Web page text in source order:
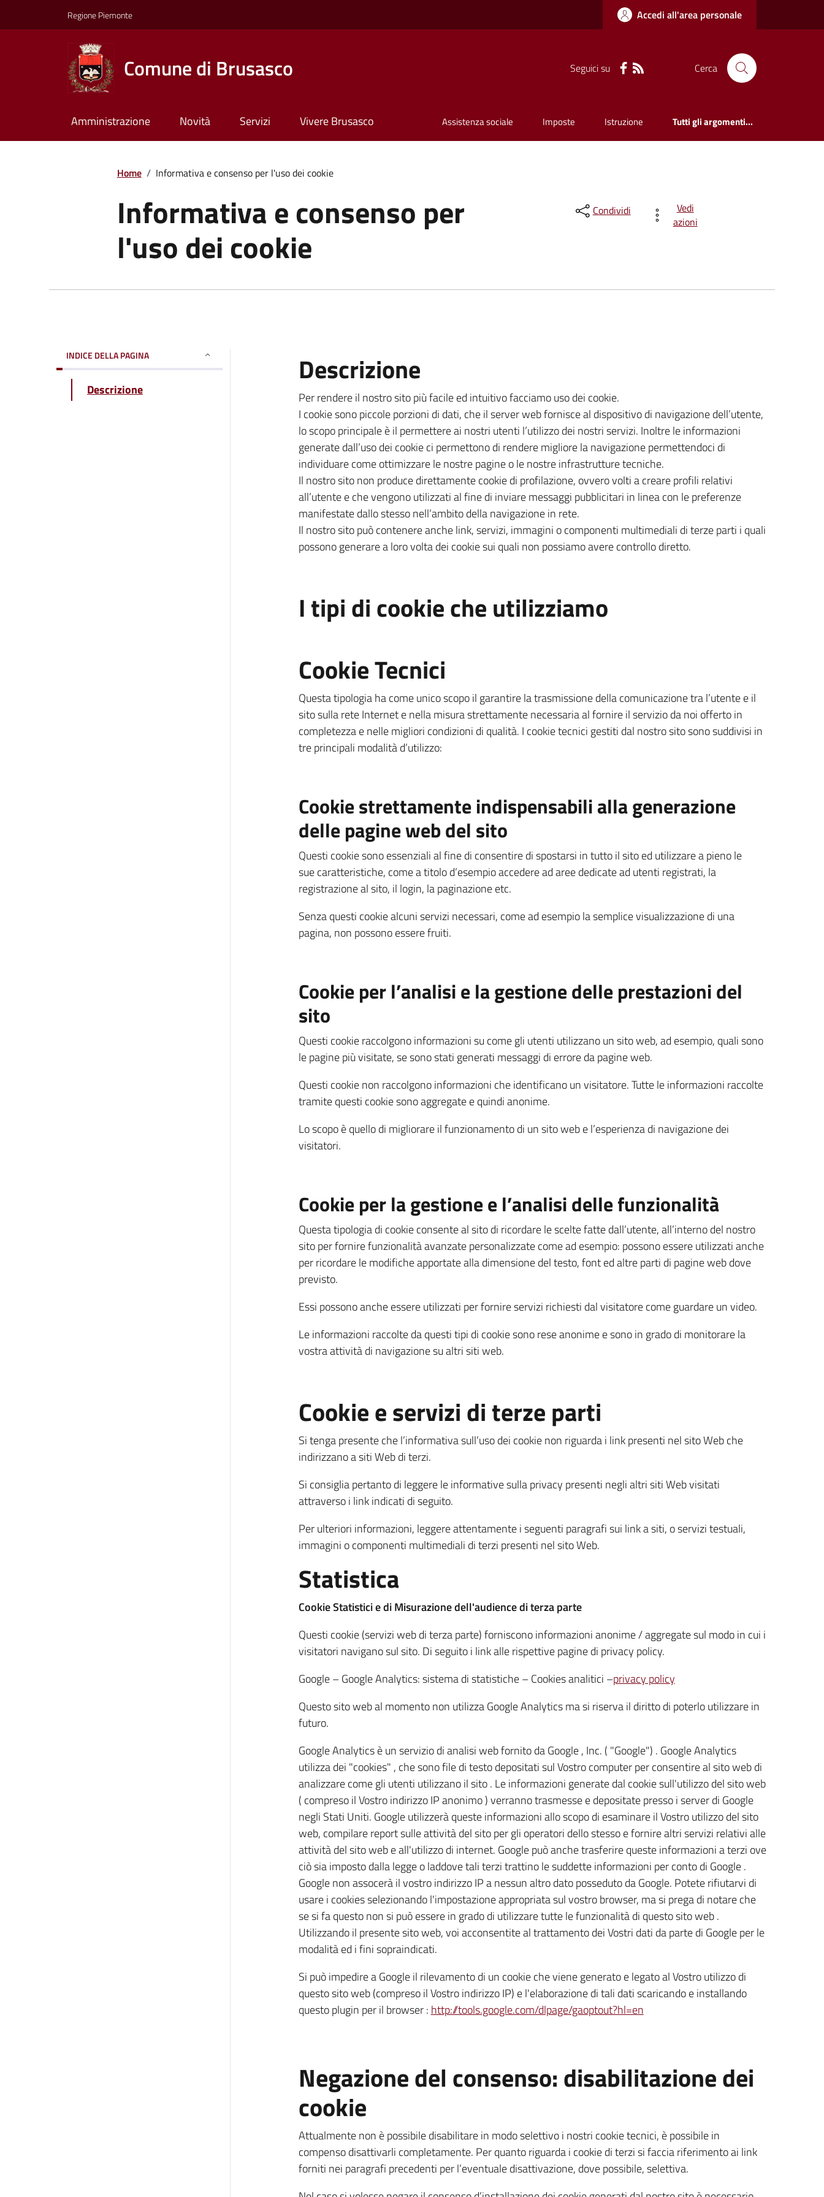
Regione Piemonte Accedi all'area personale
Comune di Brusasco Seguici su Cerca
Amministrazione Novità Servizi Vivere Brusasco Assistenza sociale Imposte Istruzione Tutti gli argomenti...
Home / Informativa e consenso per l'uso dei cookie
Informativa e consenso per
l'uso dei cookie
Condividi
Vedi
azioni
INDICE DELLA PAGINA
Descrizione
Descrizione
Per rendere il nostro sito più facile ed intuitivo facciamo uso dei cookie.
I cookie sono piccole porzioni di dati, che il server web fornisce al dispositivo di navigazione dell’utente,
lo scopo principale è il permettere ai nostri utenti l’utilizzo dei nostri servizi. Inoltre le informazioni
generate dall’uso dei cookie ci permettono di rendere migliore la navigazione permettendoci di
individuare come ottimizzare le nostre pagine o le nostre infrastrutture tecniche.
Il nostro sito non produce direttamente cookie di profilazione, ovvero volti a creare profili relativi
all’utente e che vengono utilizzati al fine di inviare messaggi pubblicitari in linea con le preferenze
manifestate dallo stesso nell’ambito della navigazione in rete.
Il nostro sito può contenere anche link, servizi, immagini o componenti multimediali di terze parti i quali
possono generare a loro volta dei cookie sui quali non possiamo avere controllo diretto.
I tipi di cookie che utilizziamo
Cookie Tecnici
Questa tipologia ha come unico scopo il garantire la trasmissione della comunicazione tra l’utente e il
sito sulla rete Internet e nella misura strettamente necessaria al fornire il servizio da noi offerto in
completezza e nelle migliori condizioni di qualità. I cookie tecnici gestiti dal nostro sito sono suddivisi in
tre principali modalità d’utilizzo:
Cookie strettamente indispensabili alla generazione
delle pagine web del sito
Questi cookie sono essenziali al fine di consentire di spostarsi in tutto il sito ed utilizzare a pieno le
sue caratteristiche, come a titolo d’esempio accedere ad aree dedicate ad utenti registrati, la
registrazione al sito, il login, la paginazione etc.
Senza questi cookie alcuni servizi necessari, come ad esempio la semplice visualizzazione di una
pagina, non possono essere fruiti.
Cookie per l’analisi e la gestione delle prestazioni del
sito
Questi cookie raccolgono informazioni su come gli utenti utilizzano un sito web, ad esempio, quali sono
le pagine più visitate, se sono stati generati messaggi di errore da pagine web.
Questi cookie non raccolgono informazioni che identificano un visitatore. Tutte le informazioni raccolte
tramite questi cookie sono aggregate e quindi anonime.
Lo scopo è quello di migliorare il funzionamento di un sito web e l’esperienza di navigazione dei
visitatori.
Cookie per la gestione e l’analisi delle funzionalità
Questa tipologia di cookie consente al sito di ricordare le scelte fatte dall’utente, all’interno del nostro
sito per fornire funzionalità avanzate personalizzate come ad esempio: possono essere utilizzati anche
per ricordare le modifiche apportate alla dimensione del testo, font ed altre parti di pagine web dove
previsto.
Essi possono anche essere utilizzati per fornire servizi richiesti dal visitatore come guardare un video.
Le informazioni raccolte da questi tipi di cookie sono rese anonime e sono in grado di monitorare la
vostra attività di navigazione su altri siti web.
Cookie e servizi di terze parti
Si tenga presente che l’informativa sull’uso dei cookie non riguarda i link presenti nel sito Web che
indirizzano a siti Web di terzi.
Si consiglia pertanto di leggere le informative sulla privacy presenti negli altri siti Web visitati
attraverso i link indicati di seguito.
Per ulteriori informazioni, leggere attentamente i seguenti paragrafi sui link a siti, o servizi testuali,
immagini o componenti multimediali di terzi presenti nel sito Web.
Statistica
Cookie Statistici e di Misurazione dell'audience di terza parte
Questi cookie (servizi web di terza parte) forniscono informazioni anonime / aggregate sul modo in cui i
visitatori navigano sul sito. Di seguito i link alle rispettive pagine di privacy policy.
Google – Google Analytics: sistema di statistiche – Cookies analitici –privacy policy
Questo sito web al momento non utilizza Google Analytics ma si riserva il diritto di poterlo utilizzare in
futuro.
Google Analytics è un servizio di analisi web fornito da Google , Inc. ( "Google") . Google Analytics
utilizza dei "cookies" , che sono file di testo depositati sul Vostro computer per consentire al sito web di
analizzare come gli utenti utilizzano il sito . Le informazioni generate dal cookie sull'utilizzo del sito web
( compreso il Vostro indirizzo IP anonimo ) verranno trasmesse e depositate presso i server di Google
negli Stati Uniti. Google utilizzerà queste informazioni allo scopo di esaminare il Vostro utilizzo del sito
web, compilare report sulle attività del sito per gli operatori dello stesso e fornire altri servizi relativi alle
attività del sito web e all'utilizzo di internet. Google può anche trasferire queste informazioni a terzi ove
ciò sia imposto dalla legge o laddove tali terzi trattino le suddette informazioni per conto di Google .
Google non assocerà il vostro indirizzo IP a nessun altro dato posseduto da Google. Potete rifiutarvi di
usare i cookies selezionando l'impostazione appropriata sul vostro browser, ma si prega di notare che
se si fa questo non si può essere in grado di utilizzare tutte le funzionalità di questo sito web .
Utilizzando il presente sito web, voi acconsentite al trattamento dei Vostri dati da parte di Google per le
modalità ed i fini sopraindicati.
Si può impedire a Google il rilevamento di un cookie che viene generato e legato al Vostro utilizzo di
questo sito web (compreso il Vostro indirizzo IP) e l'elaborazione di tali dati scaricando e installando
questo plugin per il browser : http://tools.google.com/dlpage/gaoptout?hl=en
Negazione del consenso: disabilitazione dei
cookie
Attualmente non è possibile disabilitare in modo selettivo i nostri cookie tecnici, è possibile in
compenso disattivarli completamente. Per quanto riguarda i cookie di terzi si faccia riferimento ai link
forniti nei paragrafi precedenti per l’eventuale disattivazione, dove possibile, selettiva.